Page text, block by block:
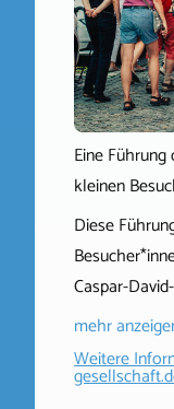
Eine
kleinen
Diese
Caspar-
mehr
Weitere